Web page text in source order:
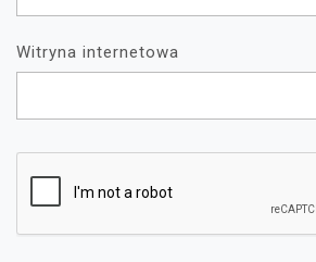
Witryna internetowa